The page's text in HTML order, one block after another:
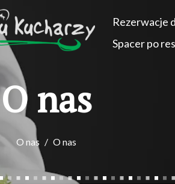
Rezerwacje
Spacer po
O nas
O nas O nas